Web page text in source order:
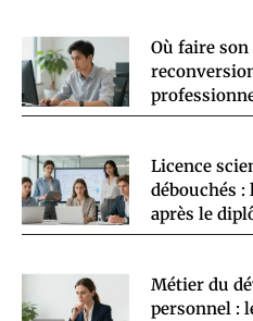
Où faire
Licence
débouchés :
après le
Métier du
personnel :